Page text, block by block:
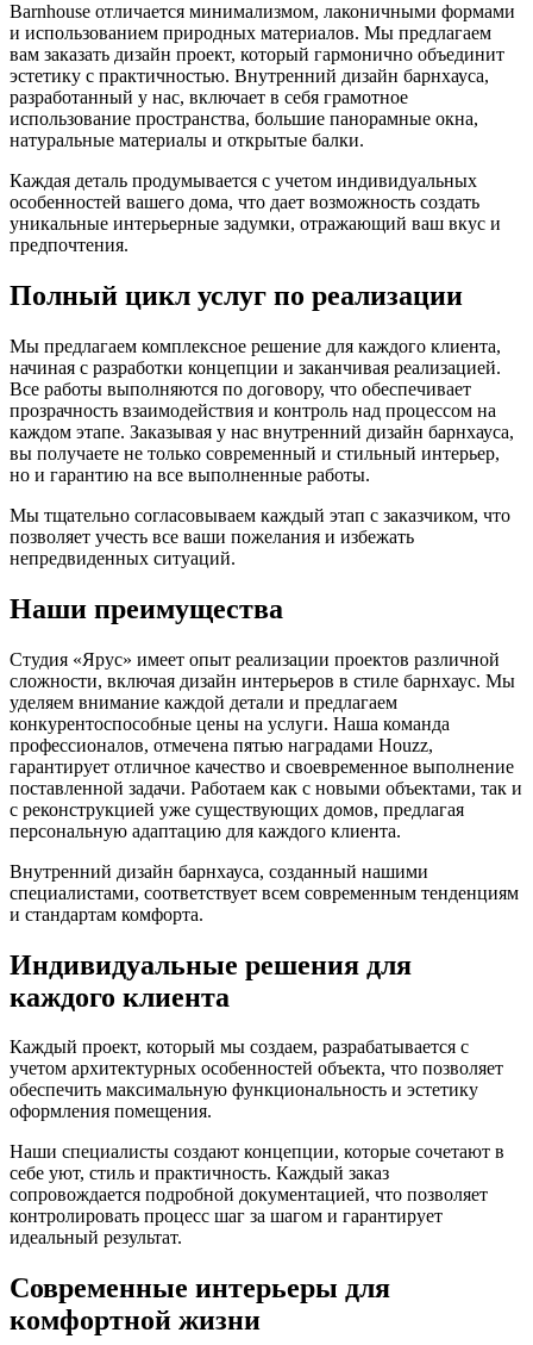
Barnhouse отличается минимализмом, лаконичными формами
и использованием природных материалов. Мы предлагаем
вам заказать дизайн проект, который гармонично объединит
эстетику с практичностью. Внутренний дизайн барнхауса,
разработанный у нас, включает в себя грамотное
использование пространства, большие панорамные окна,
натуральные материалы и открытые балки.
Каждая деталь продумывается с учетом индивидуальных
особенностей вашего дома, что дает возможность создать
уникальные интерьерные задумки, отражающий ваш вкус и
предпочтения.
Полный цикл услуг по реализации
Мы предлагаем комплексное решение для каждого клиента,
начиная с разработки концепции и заканчивая реализацией.
Все работы выполняются по договору, что обеспечивает
прозрачность взаимодействия и контроль над процессом на
каждом этапе. Заказывая у нас внутренний дизайн барнхауса,
вы получаете не только современный и стильный интерьер,
но и гарантию на все выполненные работы.
Мы тщательно согласовываем каждый этап с заказчиком, что
позволяет учесть все ваши пожелания и избежать
непредвиденных ситуаций.
Наши преимущества
Студия «Ярус» имеет опыт реализации проектов различной
сложности, включая дизайн интерьеров в стиле барнхаус. Мы
уделяем внимание каждой детали и предлагаем
конкурентоспособные цены на услуги. Наша команда
профессионалов, отмечена пятью наградами Houzz,
гарантирует отличное качество и своевременное выполнение
поставленной задачи. Работаем как с новыми объектами, так и
с реконструкцией уже существующих домов, предлагая
персональную адаптацию для каждого клиента.
Внутренний дизайн барнхауса, созданный нашими
специалистами, соответствует всем современным тенденциям
и стандартам комфорта.
Индивидуальные решения для
каждого клиента
Каждый проект, который мы создаем, разрабатывается с
учетом архитектурных особенностей объекта, что позволяет
обеспечить максимальную функциональность и эстетику
оформления помещения.
Наши специалисты создают концепции, которые сочетают в
себе уют, стиль и практичность. Каждый заказ
сопровождается подробной документацией, что позволяет
контролировать процесс шаг за шагом и гарантирует
идеальный результат.
Современные интерьеры для
комфортной жизни